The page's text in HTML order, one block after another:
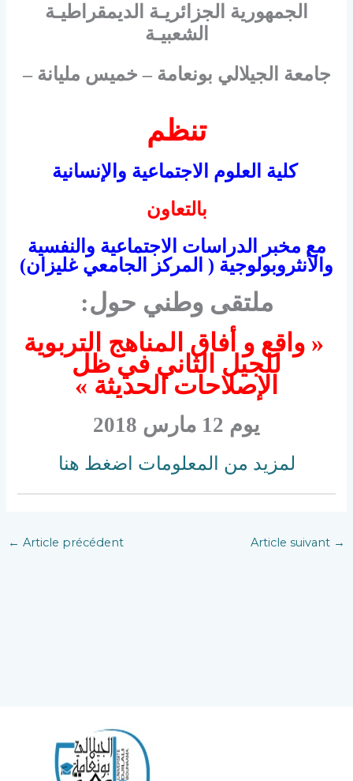
الجمهورية الجزائريـة الديمقراطيـة
الشعبيـة
جامعة الجيلالي بونعامة – خميس مليانة –
تنظم
كلية العلوم الاجتماعية والإنسانية
بالتعاون
مع مخبر الدراسات الاجتماعية والنفسية
والأنثروبولوجية ( المركز الجامعي غليزان)
ملتقى وطني حول:
« واقع و أفاق المناهج التربوية
للجيل الثاني في ظل
الإصلاحات الحديثة »
يوم 12 مارس 2018
لمزيد من المعلومات اضغط هنا
← Article précédent Article suivant →